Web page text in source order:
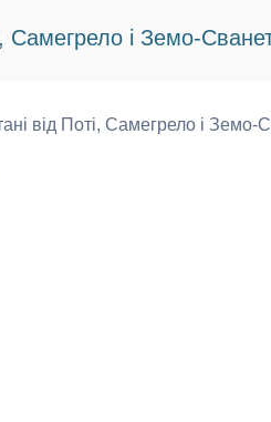
Самегрело і Земо-
від Поті, Самегрело і Земо-